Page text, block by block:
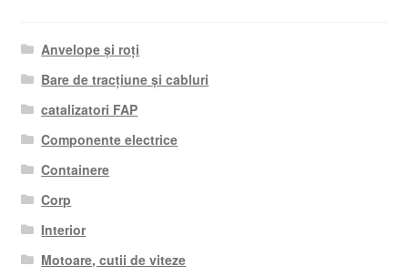
Anvelope și roți
Bare de tracțiune și cabluri
catalizatori FAP
Componente electrice
Containere
Corp
Interior
Motoare, cutii de viteze